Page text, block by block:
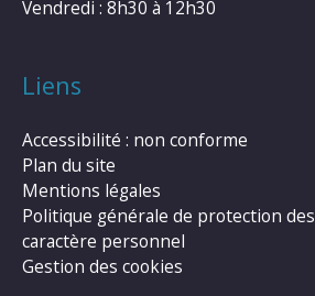
Vendredi : 8h30 à 12h30
Liens
Accessibilité : non conforme
Plan du site
Mentions légales
Politique générale de protection
caractère personnel
Gestion des cookies